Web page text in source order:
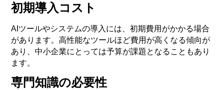
初期導入コスト
AIツールやシステムの導入には、初期費用がかかる場合
があります。高性能なツールほど費用が高くなる傾向が
あり、中小企業にとっては予算が課題となることもあり
ます。
専門知識の必要性